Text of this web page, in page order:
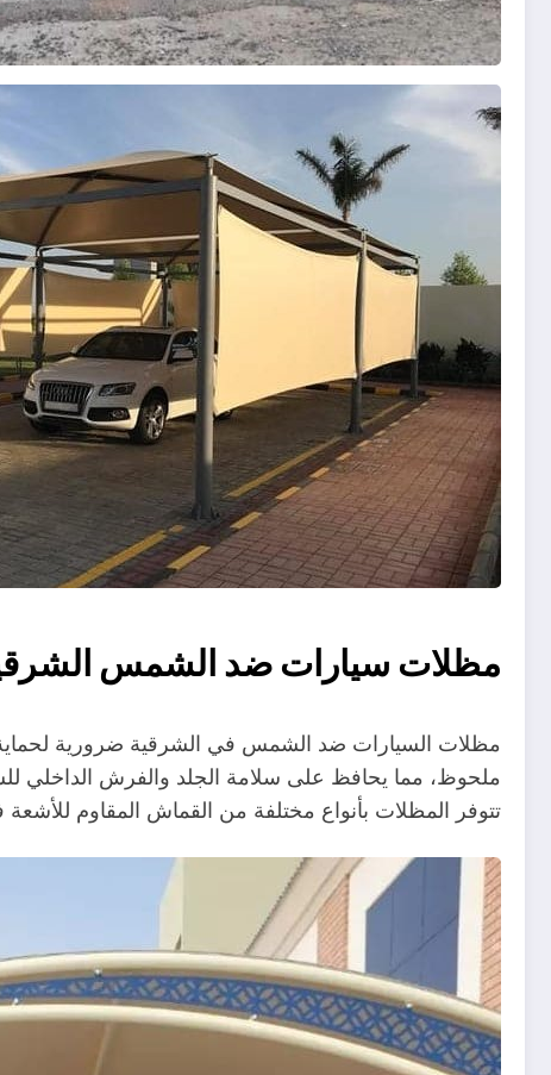
مظلات سيارات ضد الشمس
مظلات السيارات ضد الشمس في الشرقية ضرورية لحماية
ملحوظ، مما يحافظ على سلامة الجلد والفرش الداخلي
تتوفر المظلات بأنواع مختلفة من القماش المقاوم للأشعة